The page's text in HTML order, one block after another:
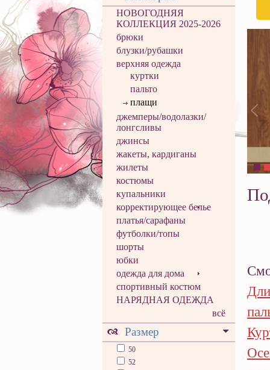
НОВОГОДНЯЯ
КОЛЛЕКЦИЯ 2025-2026
брюки
блузки/рубашки
верхняя одежда
куртки
пальто
плащи
джемперы/водолазки/
лонгсливы
джинсы
жакеты, кардиганы
жилеты
костюмы
купальники
корректирующее белье
платья/сарафаны
футболки/топы
шорты
юбки
одежда для дома
спортивный костюм
НАРЯДНАЯ ОДЕЖДА
всё
Размер
50
52